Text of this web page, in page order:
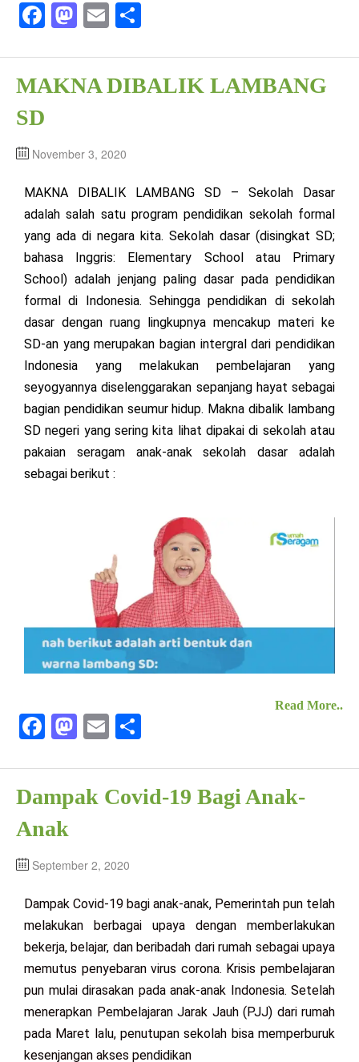
Fa
bo
ok
M
to
do
E
ail re
MAKNA DIBALIK LAMBANG
SD
November 3, 2020
MAKNA DIBALIK LAMBANG SD – Sekolah Dasar
adalah salah satu program pendidikan sekolah formal
yang ada di negara kita. Sekolah dasar (disingkat SD;
bahasa Inggris: Elementary School atau Primary
School) adalah jenjang paling dasar pada pendidikan
formal di Indonesia. Sehingga pendidikan di sekolah
dasar dengan ruang lingkupnya mencakup materi ke
SD-an yang merupakan bagian intergral dari pendidikan
Indonesia yang melakukan pembelajaran yang
seyogyannya diselenggarakan sepanjang hayat sebagai
bagian pendidikan seumur hidup. Makna dibalik lambang
SD negeri yang sering kita lihat dipakai di sekolah atau
pakaian seragam anak-anak sekolah dasar adalah
sebagai berikut :
Read More..
Fa
bo
ok
M
to
do
E
ail re
Dampak Covid-19 Bagi Anak-
Anak
September 2, 2020
Dampak Covid-19 bagi anak-anak, Pemerintah pun telah
melakukan berbagai upaya dengan memberlakukan
bekerja, belajar, dan beribadah dari rumah sebagai upaya
memutus penyebaran virus corona. Krisis pembelajaran
pun mulai dirasakan pada anak-anak Indonesia. Setelah
menerapkan Pembelajaran Jarak Jauh (PJJ) dari rumah
pada Maret lalu, penutupan sekolah bisa memperburuk
kesenjangan akses pendidikan